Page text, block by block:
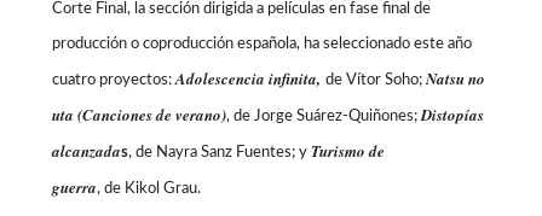
Corte Final, la sección dirigida a películas en fase final de
producción o coproducción española, ha seleccionado este año
cuatro proyectos:Adolescencia infinita, de Vítor Soho;Natsu no
uta (Canciones de verano), de Jorge Suárez-Quiñones;Distopías
alcanzadas, de Nayra Sanz Fuentes; y Turismo de
guerra, de Kikol Grau.